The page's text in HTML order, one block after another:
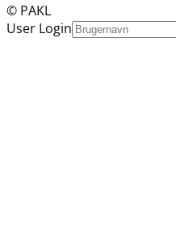
© PAKL
User Login